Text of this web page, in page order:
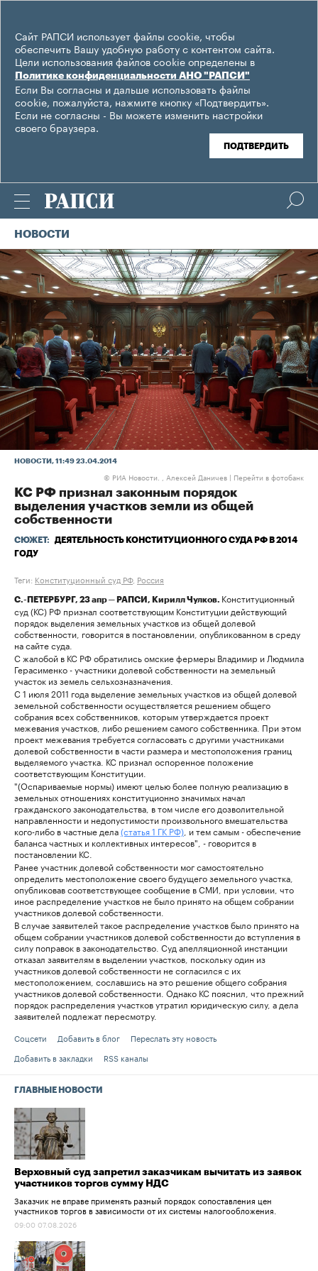
Сайт РАПСИ использует файлы cookie, чтобы
обеспечить Вашу удобную работу с контентом сайта.
Цели использования файлов cookie определены в
Политике конфиденциальности АНО "РАПСИ"
Если Вы согласны и дальше использовать файлы
cookie, пожалуйста, нажмите кнопку «Подтвердить».
Если не согласны - Вы можете изменить настройки
своего браузера.
ПОДТВЕРДИТЬ
НОВОСТИ
НОВОСТИ , 11:49 23.04.2014
© РИА Новости. , Алексей Даничев | Перейти в фотобанк
КС РФ признал законным порядок
выделения участков земли из общей
собственности
СЮЖЕТ:
ДЕЯТЕЛЬНОСТЬ КОНСТИТУЦИОННОГО СУДА РФ В 2014
ГОДУ
Теги: Конституционный суд РФ, Россия
С.-ПЕТЕРБУРГ, 23 апр ─ РАПСИ, Кирилл Чулков. Конституционный
суд (КС) РФ признал соответствующим Конституции действующий
порядок выделения земельных участков из общей долевой
собственности, говорится в постановлении, опубликованном в среду
на сайте суда.
С жалобой в КС РФ обратились омские фермеры Владимир и Людмила
Герасименко - участники долевой собственности на земельный
участок из земель сельхозназначения.
С 1 июля 2011 года выделение земельных участков из общей долевой
земельной собственности осуществляется решением общего
собрания всех собственников, которым утверждается проект
межевания участков, либо решением самого собственника. При этом
проект межевания требуется согласовать с другими участниками
долевой собственности в части размера и местоположения границ
выделяемого участка. КС признал оспоренное положение
соответствующим Конституции.
"(Оспариваемые нормы) имеют целью более полную реализацию в
земельных отношениях конституционно значимых начал
гражданского законодательства, в том числе его дозволительной
направленности и недопустимости произвольного вмешательства
кого-либо в частные дела(статья 1 ГК РФ) , и тем самым - обеспечение
баланса частных и коллективных интересов", - говорится в
постановлении КС.
Ранее участник долевой собственности мог самостоятельно
определить местоположение своего будущего земельного участка,
опубликовав соответствующее сообщение в СМИ, при условии, что
иное распределение участков не было принято на общем собрании
участников долевой собственности.
В случае заявителей такое распределение участков было принято на
общем собрании участников долевой собственности до вступления в
силу поправок в законодательство. Суд апелляционной инстанции
отказал заявителям в выделении участков, поскольку один из
участников долевой собственности не согласился с их
местоположением, сославшись на это решение общего собрания
участников долевой собственности. Однако КС пояснил, что прежний
порядок распределения участков утратил юридическую силу, а дела
заявителей подлежат пересмотру.
Соцсети Добавить в блог
Переслать эту новость
Добавить в закладки
RSS каналы
ГЛАВНЫЕ НОВОСТИ
Верховный суд запретил заказчикам вычитать из заявок
участников торгов сумму НДС
Заказчик не вправе применять разный порядок сопоставления цен
участников торгов в зависимости от их системы налогообложения.
09:00 07.08.2026